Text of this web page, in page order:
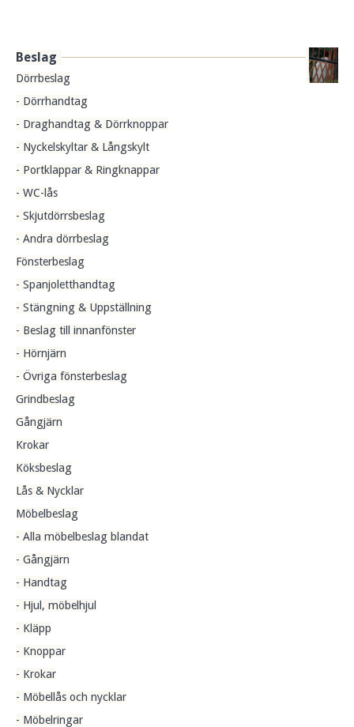
Beslag
Dörrbeslag
- Dörrhandtag
- Draghandtag & Dörrknoppar
- Nyckelskyltar & Långskylt
- Portklappar & Ringknappar
- WC-lås
- Skjutdörrsbeslag
- Andra dörrbeslag
Fönsterbeslag
- Spanjoletthandtag
- Stängning & Uppställning
- Beslag till innanfönster
- Hörnjärn
- Övriga fönsterbeslag
Grindbeslag
Gångjärn
Krokar
Köksbeslag
Lås & Nycklar
Möbelbeslag
- Alla möbelbeslag blandat
- Gångjärn
- Handtag
- Hjul, möbelhjul
- Kläpp
- Knoppar
- Krokar
- Möbellås och nycklar
- Möbelringar